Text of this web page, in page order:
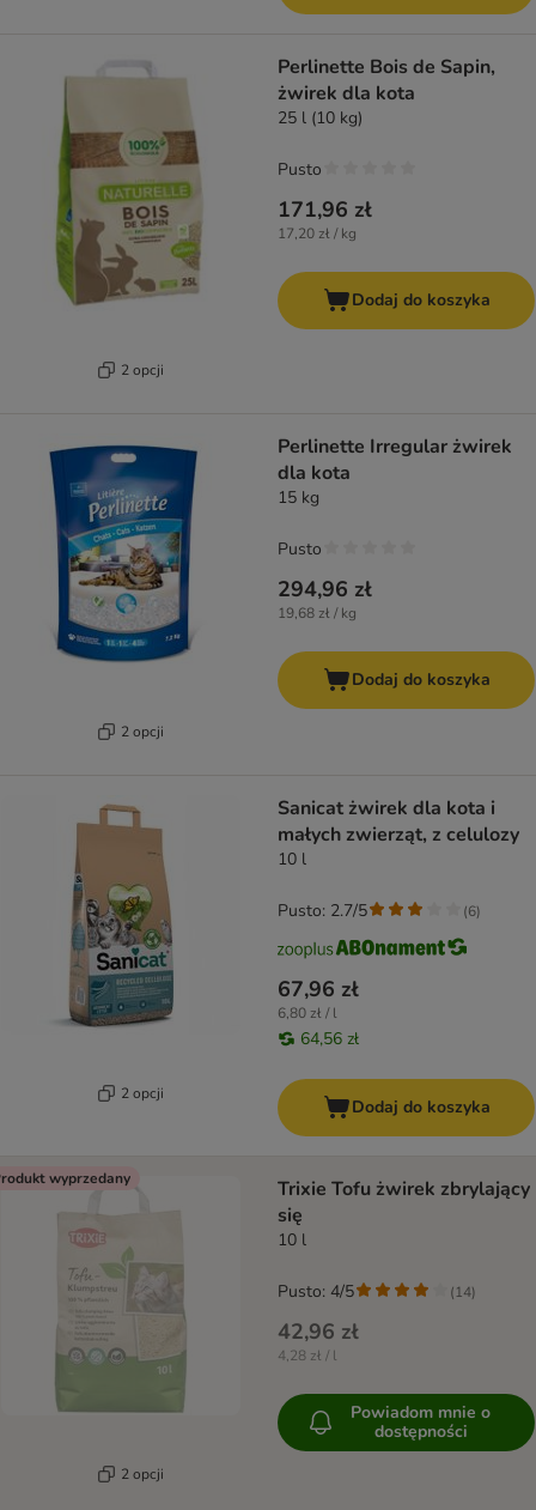
2 opcji
Perlinette Bois de Sapin,
żwirek dla kota
25 l (10 kg)
171,96 zł
17,20 zł / kg
Pusto
Dodaj do koszyka
2 opcji
Perlinette Irregular żwirek
dla kota
15 kg
294,96 zł
19,68 zł / kg
Pusto
Dodaj do koszyka
2 opcji
Sanicat żwirek dla kota i
małych zwierząt, z celulozy
10 l
67,96 zł
6,80 zł / l
64,56 zł
Pusto: 2.7/5 (6)
Dodaj do koszyka
wyprzedany
2 opcji
Trixie Tofu żwirek zbrylający
się
10 l
42,96 zł
4,28 zł / l
Pusto: 4/5 (14)
Powiadom mnie o
dostępności